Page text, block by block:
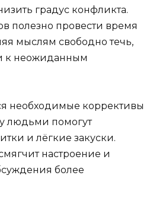
градус конфликта.
полезно провести время
мыслям свободно течь,
к неожиданным
необходимые коррективы
людьми помогут
и лёгкие закуски.
настроение и
более